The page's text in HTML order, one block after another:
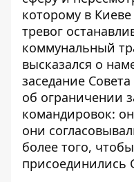
которому в
тревог
коммунальный
высказался о
заседание
об ограничении
командировок:
они
более того,
присоединились